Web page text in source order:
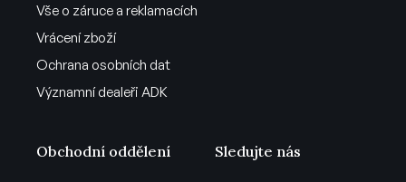
Vše o záruce a reklamacích
Vrácení zboží
Ochrana osobních dat
Významní dealeři ADK
Obchodní oddělení Sledujte nás